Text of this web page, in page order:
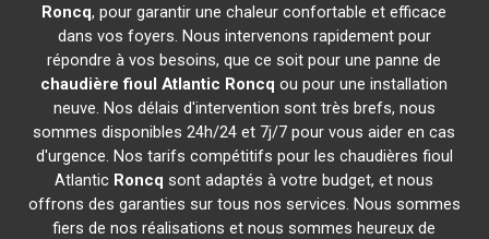
Roncq, pour garantir une chaleur confortable et efficace
dans vos foyers. Nous intervenons rapidement pour
répondre à vos besoins, que ce soit pour une panne de
chaudière fioul Atlantic Roncq ou pour une installation
neuve. Nos délais d'intervention sont très brefs, nous
sommes disponibles 24h/24 et 7j/7 pour vous aider en cas
d'urgence. Nos tarifs compétitifs pour les chaudières fioul
Atlantic Roncq sont adaptés à votre budget, et nous
offrons des garanties sur tous nos services. Nous sommes
fiers de nos réalisations et nous sommes heureux de